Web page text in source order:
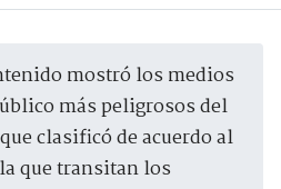
más peligrosos del
clasificó de acuerdo al
que transitan los